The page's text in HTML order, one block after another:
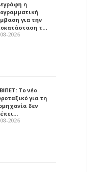
η
για την
τ…
2026
Το νέο
για τη
δεν
2026